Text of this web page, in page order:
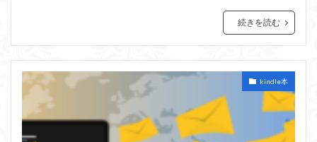
続きを読む
kindle本